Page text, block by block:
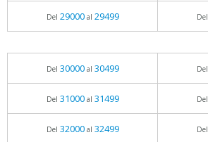
Del 29000al 29499 Del
Del 30000al 30499 Del
Del 31000al 31499 Del
Del 32000al 32499 Del